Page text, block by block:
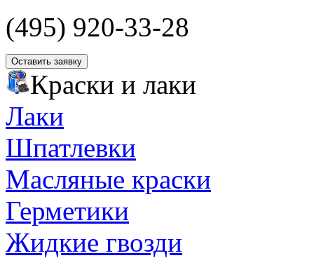
(495) 920-33-28
Оставить заявку
Краски и лаки
Лаки
Шпатлевки
Масляные краски
Герметики
Жидкие гвозди